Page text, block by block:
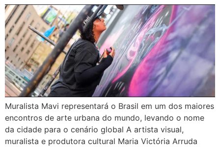
Muralista Mavi representará o Brasil em um dos maiores
encontros de arte urbana do mundo, levando o nome
da cidade para o cenário global A artista visual,
muralista e produtora cultural Maria Victória Arruda